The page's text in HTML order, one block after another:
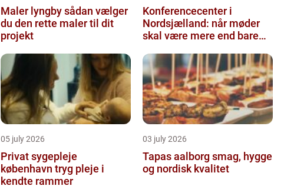
Maler lyngby sådan vælger
du den rette maler til dit
projekt
Konferencecenter i
Nordsjælland: når møder
skal være mere end bare
05 july 2026
Privat sygepleje
københavn tryg pleje i
kendte rammer
03 july 2026
Tapas aalborg smag, hygge
og nordisk kvalitet